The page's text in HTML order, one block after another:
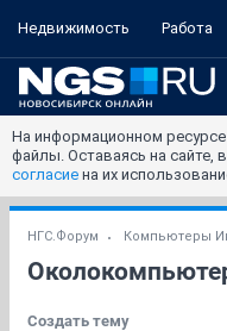
Недвижимость Работа
На информационном
файлы. Оставаясь на сайте,
согласие на их
НГС.Форум Компьютеры
Создать тему